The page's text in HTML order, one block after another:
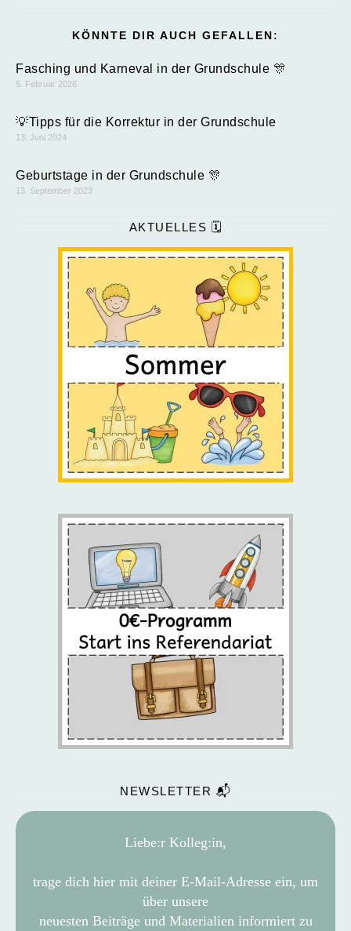
KÖNNTE DIR AUCH GEFALLEN:
Fasching und Karneval in der Grundschule 🎊
5. Februar 2026
💡Tipps für die Korrektur in der Grundschule
13. Juni 2024
Geburtstage in der Grundschule 🎊
13. September 2023
AKTUELLES 🗓️
NEWSLETTER 📬
Liebe:r Kolleg:in,
trage dich hier mit deiner E-Mail-Adresse ein, um
über unsere
neuesten Beiträge und Materialien informiert zu